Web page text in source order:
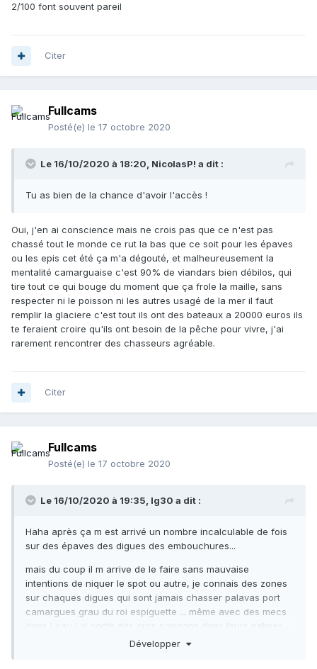
2/100 font souvent pareil
Citer
Fullcams
Posté(e) le 17 octobre 2020
Le 16/10/2020 à 18:20, NicolasP! a dit :
Tu as bien de la chance d'avoir l'accès !
Oui, j'en ai conscience mais ne crois pas que ce n'est pas
chassé tout le monde ce rut la bas que ce soit pour les épaves
ou les epis cet été ça m'a dégouté, et malheureusement la
mentalité camarguaise c'est 90% de viandars bien débilos, qui
tire tout ce qui bouge du moment que ça frole la maille, sans
respecter ni le poisson ni les autres usagé de la mer il faut
remplir la glaciere c'est tout ils ont des bateaux a 20000 euros ils
te feraient croire qu'ils ont besoin de la pêche pour vivre, j'ai
rarement rencontrer des chasseurs agréable.
Citer
Fullcams
Posté(e) le 17 octobre 2020
Le 16/10/2020 à 19:35, lg30 a dit :
Haha après ça m est arrivé un nombre incalculable de fois
sur des épaves des digues des embouchures...
mais du coup il m arrive de le faire sans mauvaise
intentions de niquer le spot ou autre, je connais des zones
sur chaques digues qui sont jamais chasser palavas port
camargues grau du roi espiguette ... même avec des mecs
dans l eau j ai sortis des gros poissons dans leurs palmes
mais en été tu vois des guignols partout sur les digues qui
Développer